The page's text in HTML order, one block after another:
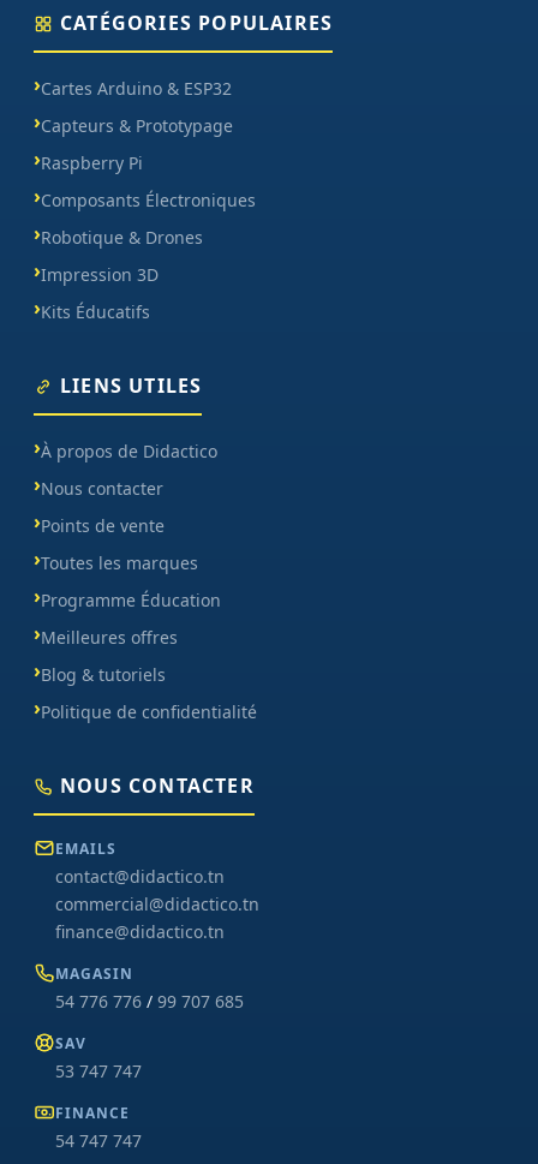
CATÉGORIES POPULAIRES
Cartes Arduino & ESP32
Capteurs & Prototypage
Raspberry Pi
Composants Électroniques
Robotique & Drones
Impression 3D
Kits Éducatifs
LIENS UTILES
À propos de Didactico
Nous contacter
Points de vente
Toutes les marques
Programme Éducation
Meilleures offres
Blog & tutoriels
Politique de confidentialité
NOUS CONTACTER
EMAILS
contact@didactico.tn
commercial@didactico.tn
finance@didactico.tn
MAGASIN
54 776 776 / 99 707 685
SAV
53 747 747
FINANCE
54 747 747